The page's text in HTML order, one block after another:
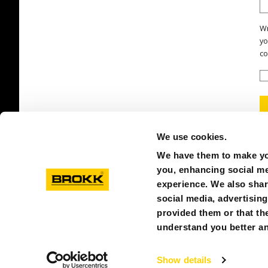
We use cookies.
We have them to make
you, enhancing social
experience. We also
social media,
provided them or that
understand you better
Show details
PERSONVERNREGLER OM